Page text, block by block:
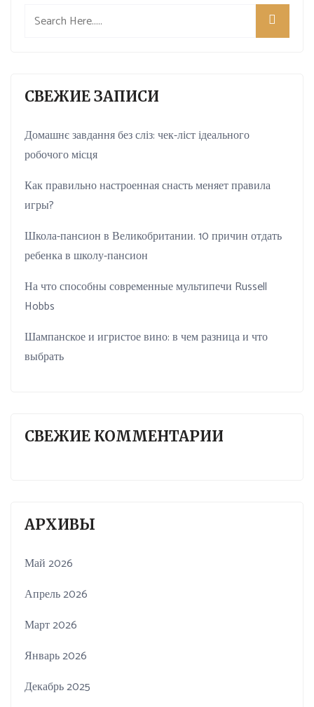
СВЕЖИЕ ЗАПИСИ
Домашнє завдання без сліз: чек-ліст ідеального
робочого місця
Как правильно настроенная снасть меняет правила
игры?
Школа-пансион в Великобритании. 10 причин отдать
ребенка в школу-пансион
На что способны современные мультипечи Russell
Hobbs
Шампанское и игристое вино: в чем разница и что
выбрать
СВЕЖИЕ КОММЕНТАРИИ
АРХИВЫ
Май 2026
Апрель 2026
Март 2026
Январь 2026
Декабрь 2025